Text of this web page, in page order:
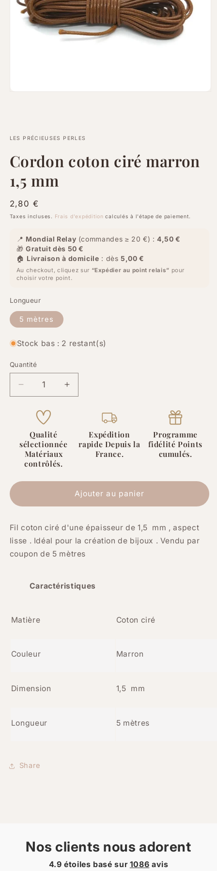
fenêtre
LES PRÉCIEUSES PERLES
Cordon coton ciré marron
1,5 mm
Prix
habituel
2,80 €
Taxes incluses. Frais d'expédition calculés à l'étape de paiement.
📍 Mondial Relay (commandes ≥ 20 €) :4,50 €
🎁Gratuit dès 50 €
🏠 Livraison à domicile : dès5,00 €
Au checkout, cliquez sur “Expédier au point relais” pour
choisir votre point.
Longueur
5 mètres
Stock bas : 2 restant(s)
Quantité
Quantité
Réduire
la
quantité
Cordon
coton
ciré
marron
mm
Augmenter
la
Cordon
coton
Qualité
sélectionnée
Matériaux
contrôlés.
Expédition
rapide Depuis la
France.
Programme
fidélité Points
cumulés.
Ajouter au panier
Fil coton ciré d'une épaisseur de 1,5 mm , aspect
lisse . Idéal pour la création de bijoux . Vendu par
coupon de 5 mètres
Caractéristiques
Matière Coton ciré
Couleur Marron
Dimension 1,5 mm
Longueur 5 mètres
Share
Nos clients nous adorent
4.9 étoiles basé sur 1086 avis